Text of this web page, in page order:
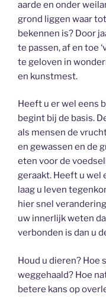
aarde en onder
grond liggen waar
bekennen is? Door
te passen, af en toe
te geloven in
en kunstmest.
Heeft u er wel eens
begint bij de basis.
als mensen de
en gewassen en de
eten voor de
geraakt. Heeft u wel
laag u leven
hier snel
uw innerlijk weten
verbonden is dan u
Houd u dieren? Hoe
weggehaald? Hoe
betere kans op